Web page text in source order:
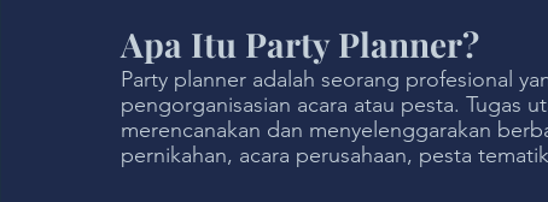
Apa Itu Party Planner?
Party planner adalah seorang profesional
pengorganisasian acara atau pesta. Tugas
merencanakan dan menyelenggarakan
pernikahan, acara perusahaan, pesta